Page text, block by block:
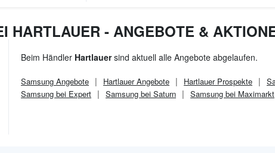
HARTLAUER - ANGEBOTE &
Beim Händler Hartlauersind aktuell alle Angebote abgelaufen.
Samsung Angebote HartlauerAngebote HartlauerProspekte
Samsung bei Expert
Samsung bei Saturn Samsung bei Maximarkt